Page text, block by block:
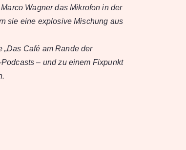
Wagner das Mikrofon in der
sie eine explosive Mischung aus
Café am Rande der
– und zu einem Fixpunkt